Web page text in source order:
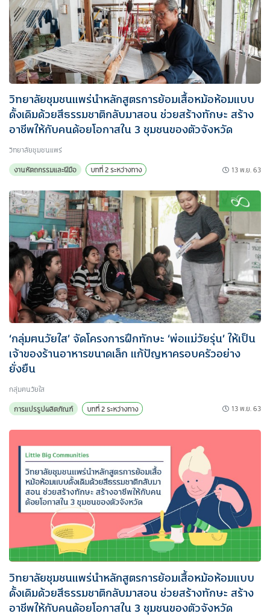
วิทยาลัยชุมชนแพร่นำหลักสูตรการย้อมเสื้อหม้อห้อมแบบ
ดั้งเดิมด้วยสีธรรมชาติกลับมาสอน ช่วยสร้างทักษะ สร้าง
อาชีพให้กับคนด้อยโอกาสใน 3 ชุมชนของตัวจังหวัด
วิทยาลัยชุมชนแพร่
งานหัตถกรรมและฝีมือ
บทที่ 2 ระหว่างทาง 13 พ.ย. 63
‘กลุ่มฅนวัยใส’ จัดโครงการฝึกทักษะ ‘พ่อแม่วัยรุ่น’ ให้เป็น
เจ้าของร้านอาหารขนาดเล็ก แก้ปัญหาครอบครัวอย่าง
ยั่งยืน
กลุ่มฅนวัยใส
การแปรรูปผลิตภัณฑ์
บทที่ 2 ระหว่างทาง 13 พ.ย. 63
วิทยาลัยชุมชนแพร่นำหลักสูตรการย้อมเสื้อหม้อห้อมแบบ
ดั้งเดิมด้วยสีธรรมชาติกลับมาสอน ช่วยสร้างทักษะ สร้าง
อาชีพให้กับคนด้อยโอกาสใน 3 ชุมชนของตัวจังหวัด